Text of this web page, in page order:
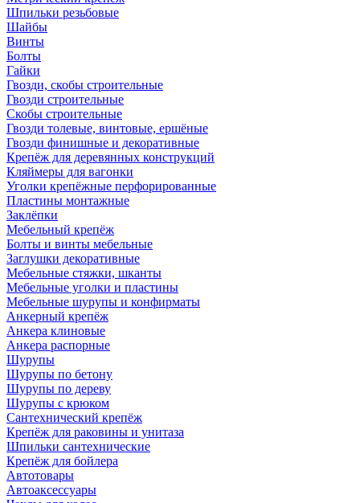
Шпильки резьбовые
Шайбы
Винты
Болты
Гайки
Гвозди, скобы строительные
Гвозди строительные
Скобы строительные
Гвозди толевые, винтовые, ершёные
Гвозди финишные и декоративные
Крепёж для деревянных конструкций
Кляймеры для вагонки
Уголки крепёжные перфорированные
Пластины монтажные
Заклёпки
Мебельный крепёж
Болты и винты мебельные
Заглушки декоративные
Мебельные стяжки, шканты
Мебельные уголки и пластины
Мебельные шурупы и конфирматы
Анкерный крепёж
Анкера клиновые
Анкера распорные
Шурупы
Шурупы по бетону
Шурупы по дереву
Шурупы с крюком
Сантехнический крепёж
Крепёж для раковины и унитаза
Шпильки сантехнические
Крепёж для бойлера
Автотовары
Автоаксессуары